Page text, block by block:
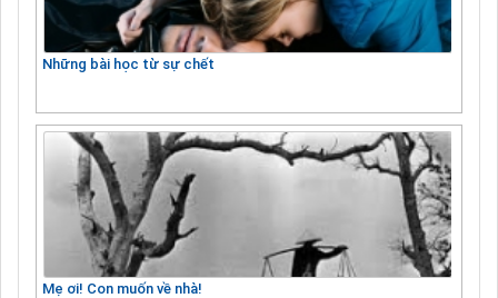
Những bài học từ sự chết
Mẹ ơi! Con muốn về nhà!